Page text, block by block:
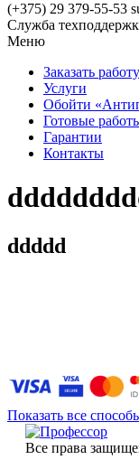
(+375) 29 379-55-53
Служба
Меню
Заказать работу
Услуги
Обойти
Готовые
Гарантии
Контакты
ddddd
Показать все
Все права